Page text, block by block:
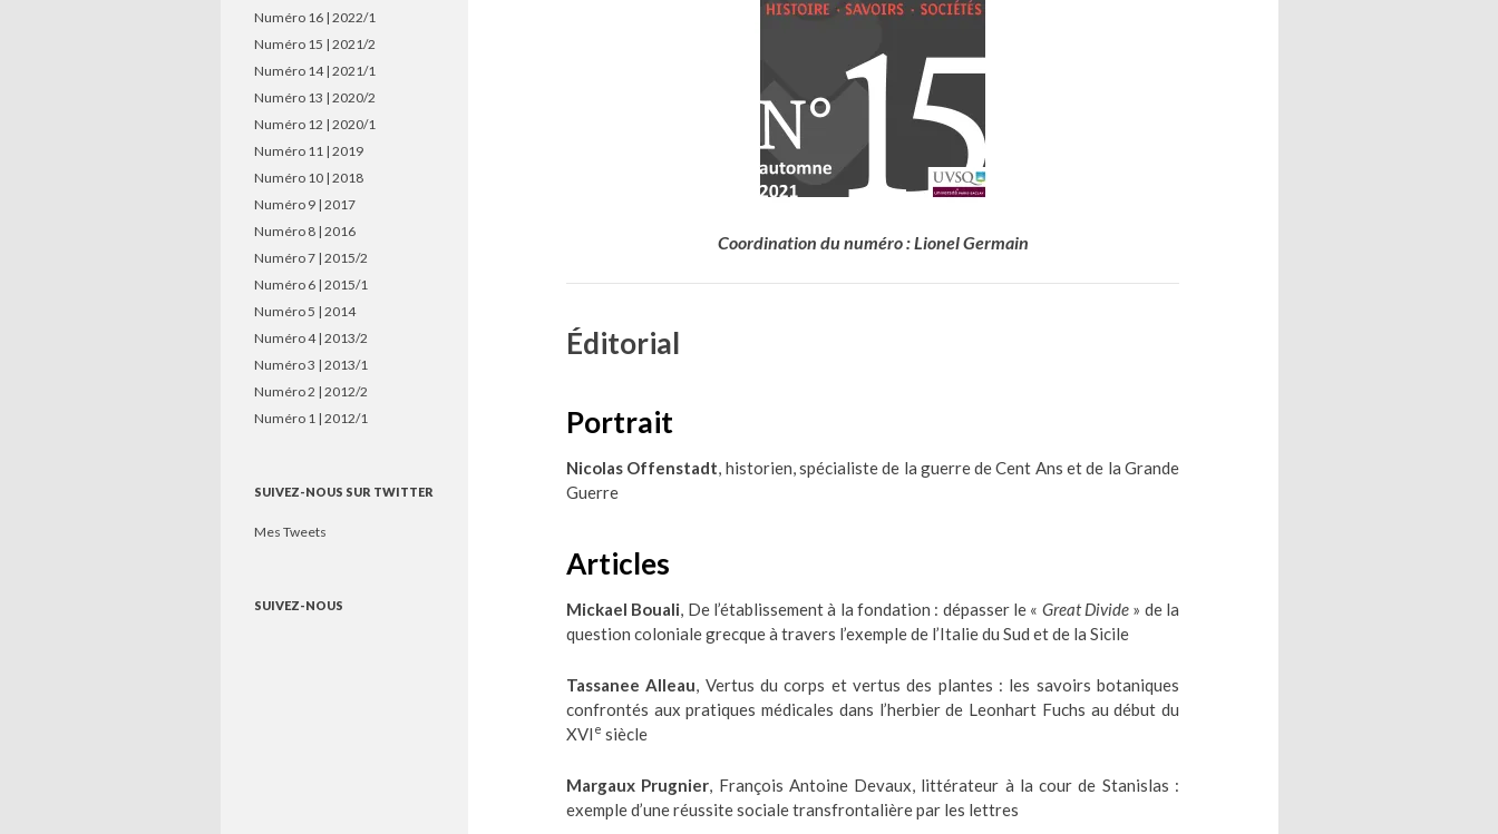
Coordination du numéro : Lionel Germain
Éditorial
Portrait
Nicolas Offenstadt , historien, spécialiste de la guerre de Cent Ans et de la Grande
Guerre
Articles
Mickael Bouali , De l’établissement à la fondation : dépasser le « Great Divide » de la
question coloniale grecque à travers l’exemple de l’Italie du Sud et de la Sicile
Tassanee Alleau , Vertus du corps et vertus des plantes : les savoirs botaniques
confrontés aux pratiques médicales dans l’herbier de Leonhart Fuchs au début du
XVI e siècle
Margaux Prugnier , François Antoine Devaux, littérateur à la cour de Stanislas :
exemple d’une réussite sociale transfrontalière par les lettres
Numéro 16 | 2022/1
Numéro 15 | 2021/2
Numéro 14 | 2021/1
Numéro 13 | 2020/2
Numéro 12 | 2020/1
Numéro 11 | 2019
Numéro 10 | 2018
Numéro 9 | 2017
Numéro 8 | 2016
Numéro 7 | 2015/2
Numéro 6 | 2015/1
Numéro 5 | 2014
Numéro 4 | 2013/2
Numéro 3 | 2013/1
Numéro 2 | 2012/2
Numéro 1 | 2012/1
SUIVEZ-NOUS SUR TWITTER
Mes Tweets
SUIVEZ-NOUS